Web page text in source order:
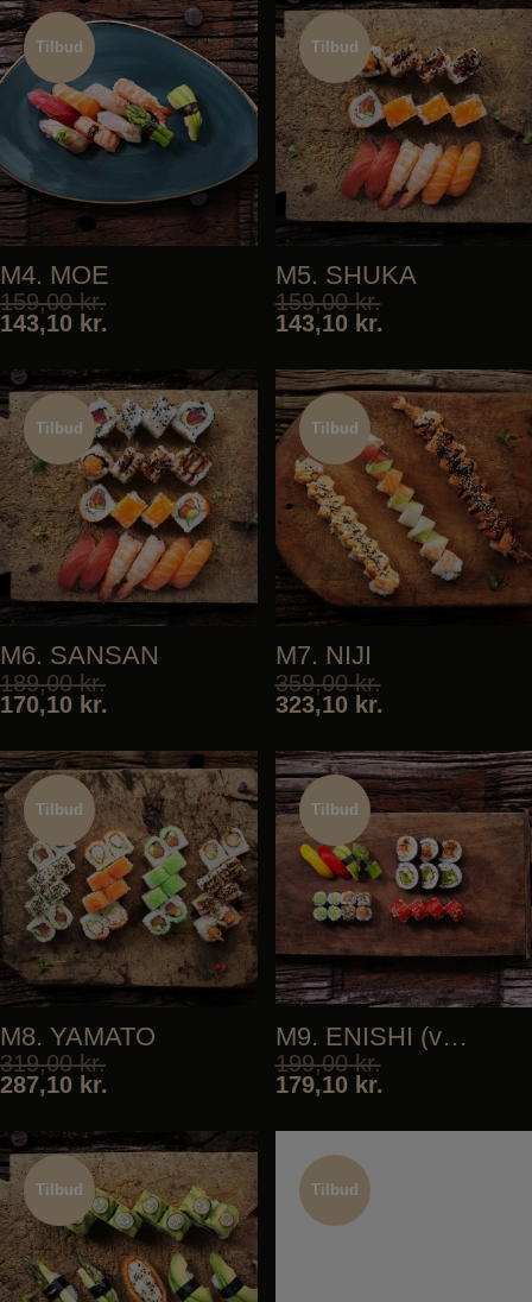
Tilbud
Tilbud
M4. MOE
159,00kr.
143,10 kr.
Tilbud
Tilbud
M5. SHUKA
159,00kr.
143,10 kr.
Tilbud
Tilbud
M6. SANSAN
189,00kr.
170,10 kr.
Tilbud
Tilbud
M7. NIJI
359,00kr.
323,10 kr.
Tilbud
M8. YAMATO
319,00kr.
287,10 kr.
Tilbud
Tilbud
M9. ENISHI (vegan)
199,00kr.
179,10 kr.
Tilbud
Tilbud
Tilbud
Tilbud